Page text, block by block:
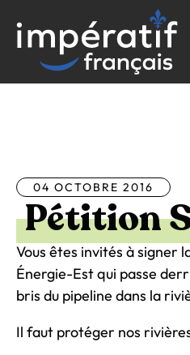
contenu
04 OCTOBRE 2016
Pétition
Vous êtes invités à signer
Énergie-Est qui passe
bris du pipeline dans la
Il faut protéger nos